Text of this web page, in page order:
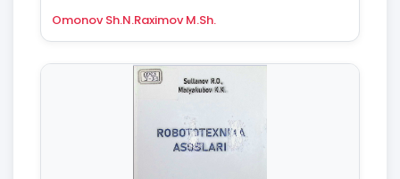
Omonov Sh.N.Raximov M.Sh.